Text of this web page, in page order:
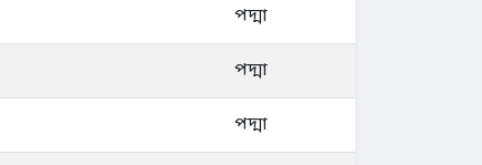
পদ্মা
পদ্মা
পদ্মা